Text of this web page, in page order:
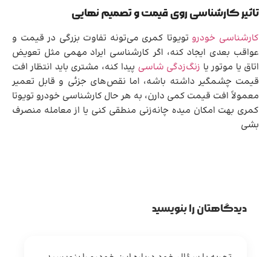
تاثیر کارشناسی روی قیمت و تصمیم نهایی
کارشناسی خودروتویوتا کمری می‌تونه تفاوت بزرگی در قیمت و
عواقب بعدی ایجاد کنه، اگر کارشناسی ایراد مهمی مثل تعویض
اتاق یا موتور یا زنگ‌زدگی شاسی پیدا کنه، مشتری باید انتظار افت
قیمت چشمگیر داشته باشه، اما نقص‌های جزئی و قابل تعمیر
معمولاً افت قیمت کمی دارن، به هر حال کارشناسی خودرو تویوتا
کمری بهت امکان میده چانه‌زنی منطقی کنی یا از معامله منصرف
بشی
دیدگاهتان را بنویسید